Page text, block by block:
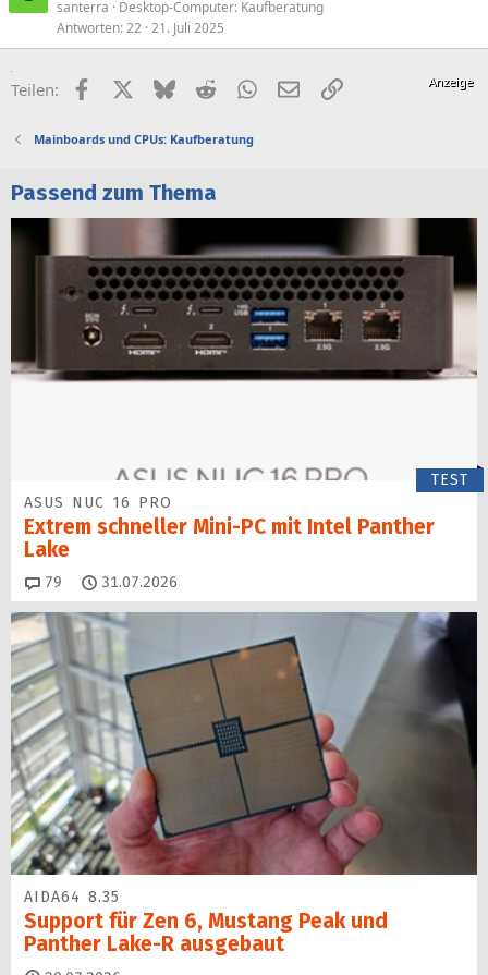
santerra
Desktop-Computer: Kaufberatung
Antworten 22 21. Juli 2025
Teilen: FacebookX (Twitter)
BlueskyRedditWhatsApp
E-MailLink
Mainboards und CPUs: Kaufberatung
Passend zum Thema
TEST
ASUS NUC 16 PRO
Extrem schneller Mini-PC mit Intel Panther
Lake
79 Kommentare
31.07.2026
AIDA64 8.35
Support für Zen 6, Mustang Peak und
Panther Lake-R ausgebaut